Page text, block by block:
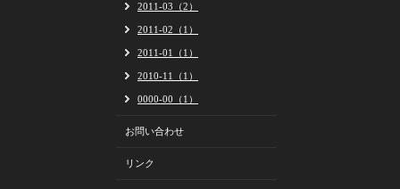
2011-03（2）
2011-02（1）
2011-01（1）
2010-11（1）
0000-00（1）
お問い合わせ
リンク